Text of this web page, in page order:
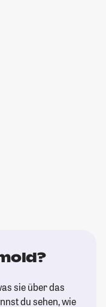
sie über das
du sehen, wie